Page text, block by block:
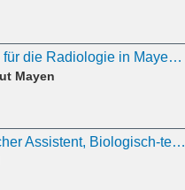
MFA • MTRA (m/w/d) für die Radiologie in Mayen gesucht
Mayen
Medizinisch-technischer Assistent, Biologisch-technischer Assistent, Chemisch-technischer Assistent